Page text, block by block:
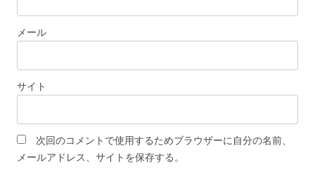
メール
サイト
次回のコメントで使用するためブラウザーに自分の名前、
メールアドレス、サイトを保存する。